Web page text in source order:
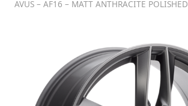
AVUS – AF16 – MATT ANTHRACITE POLISHED